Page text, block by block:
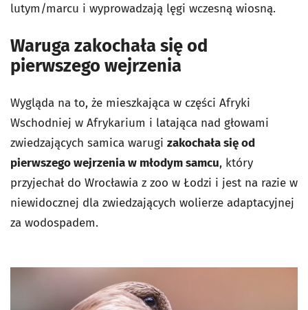
lutym/marcu i wyprowadzają lęgi wczesną wiosną.
Waruga zakochała się od
pierwszego wejrzenia
Wygląda na to, że mieszkająca w części Afryki
Wschodniej w Afrykarium i latająca nad głowami
zwiedzających samica warugi zakochała się od
pierwszego wejrzenia w młodym samcu, który
przyjechał do Wrocławia z zoo w Łodzi i jest na razie w
niewidocznej dla zwiedzających wolierze adaptacyjnej
za wodospadem.